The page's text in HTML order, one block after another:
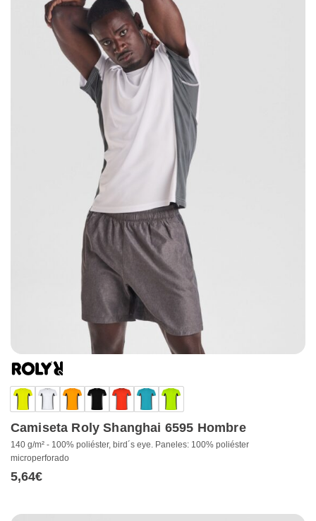
Camiseta Roly Shanghai 6595 Hombre
140 g/m² - 100% poliéster, bird´s eye. Paneles: 100% poliéster
microperforado
5,64€